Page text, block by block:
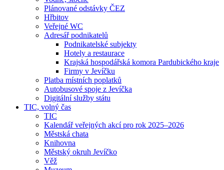
Plánované odstávky ČEZ
Hřbitov
Veřejné WC
Adresář podnikatelů
Podnikatelské subjekty
Hotely a restaurace
Krajská hospodářská komora Pardubického kraje
Firmy v Jevíčku
Platba místních poplatků
Autobusové spoje z Jevíčka
Digitální služby státu
TIC, volný čas
TIC
Kalendář veřejných akcí pro rok 2025–2026
Městská chata
Knihovna
Městský okruh Jevíčko
Věž